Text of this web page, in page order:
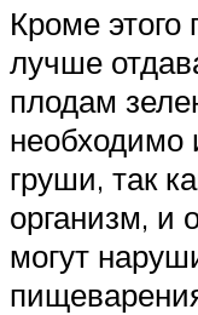
Кроме
лучше
плодам
необходимо
груши, так
организм, и
могут